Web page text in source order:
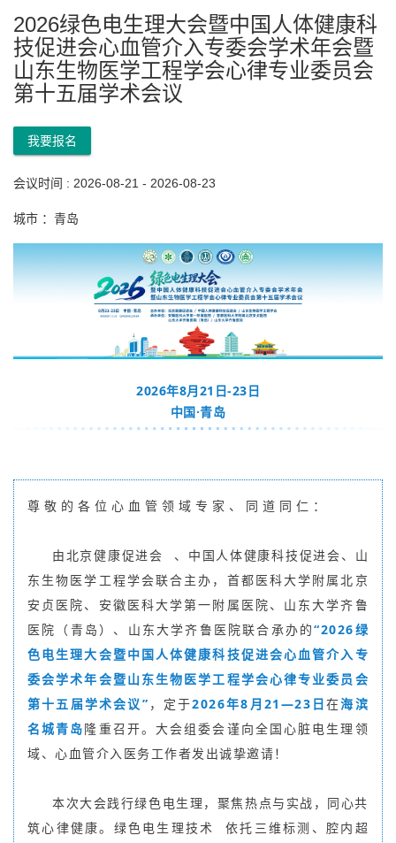
2026绿色电生理大会暨中国人体健康科
技促进会心血管介入专委会学术年会暨
山东生物医学工程学会心律专业委员会
第十五届学术会议
我要报名
会议时间 : 2026-08-21 - 2026-08-23
城市 ：青岛
2026年8月21日-23日
中国·青岛
尊敬的各位心血管领域专家、同道同仁：
由北京健康促进会
、中国人体健康科技促进会、山
东生物医学工程学会联合主办，首都医科大学附属北京
安贞医院、安徽医科大学第一附属医院、山东大学齐鲁
医院（青岛）、山东大学齐鲁医院联合承办的“2026绿
色电生理大会暨中国人体健康科技促进会心血管介入专
委会学术年会暨山东生物医学工程学会心律专业委员会
第十五届学术会议” ，定于2026年8月21—23日在海滨
名城青岛隆重召开。大会组委会谨向全国心脏电生理领
域、心血管介入医务工作者发出诚挚邀请！
本次大会践行绿色电生理，聚焦热点与实战，同心共
筑心律健康。绿色电生理技术
依托三维标测、腔内超